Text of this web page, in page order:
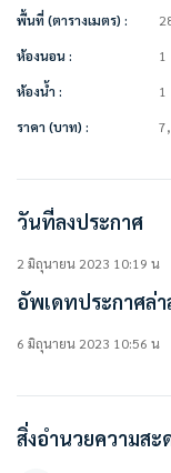
• ตู้เสื้อผ้า
• ผ้าม่าน
• โซฟา
• โต๊ะทำงาน + เก้าอี้
• เคาน์เตอร์ครัว
————————–
Line OA. : https://lin.ee/
TIKTOK : www.tiktok.com/
ที่ตั้ง :
เดอะ คิทท์ พลัส สุขุมวิท
สุขุมวิท 113 ตำบล สำโรงเ
พื้นที่ (ตารางเมตร) :
ห้องนอน :
1
ห้องน้ำ :
1
ราคา (บาท) :
วันที่ลงประกาศ
2 มิถุนายน 2023 10:19 น
อัพเดทประกาศล่า
6 มิถุนายน 2023 10:56 น
สิ่งอำนวยความสะ